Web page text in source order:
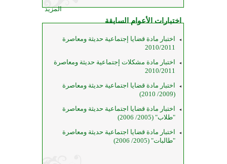
المزيد
اختبارات الأعوام السابقة
اختبار مادة قضايا إجتماعية حديثة ومعاصرة
2010/2011
اختبار مادة مشكلات إجتماعية حديثة ومعاصرة
2010/2011
اختبار مادة قضايا اجتماعية حديثة ومعاصرة
(2009/ 2010)
اختبار مادة قضايا اجتماعية حديثة ومعاصرة
"طلاب" (2005/ 2006)
اختبار مادة قضايا اجتماعية حديثة ومعاصرة
"طالبات" (2005/ 2006)